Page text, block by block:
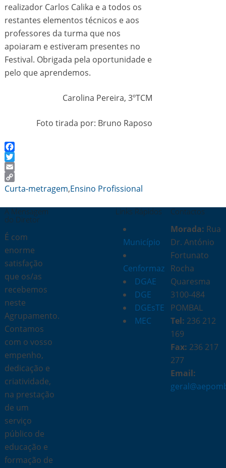
realizador Carlos Calika e a todos os
restantes elementos técnicos e aos
professores da turma que nos
apoiaram e estiveram presentes no
Festival. Obrigada pela oportunidade e
pelo que aprendemos.
Carolina Pereira, 3ºTCM
Foto tirada por: Bruno Raposo
Facebook
Twitter
Email
Copy
Curta-metragem,Ensino Profissional
A Mensagem
do Diretor
É com
enorme
satisfação
que os/as
recebemos
neste
Agrupamento.
Contamos
com o vosso
empenho,
dedicação e
criatividade,
na prestação
de um
serviço
público de
educação e
formação de
Links Rápidos
Município
Cenformaz
DGAE
DGE
DGEsTE
MEC
Contactos
Morada: Rua
Dr. António
Fortunato
Rocha
Quaresma
3100-484
POMBAL
Tel: 236 212
169
Fax: 236 217
277
Email: